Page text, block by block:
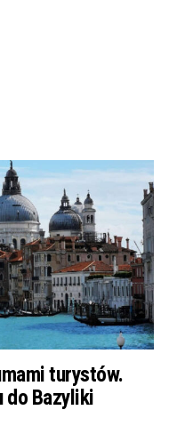
turystów.
do Bazyliki